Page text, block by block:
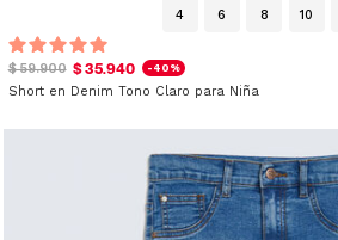
4 6 8 10
$ 59.900 $ 35.940 -40%
Short en Denim Tono Claro para Niña